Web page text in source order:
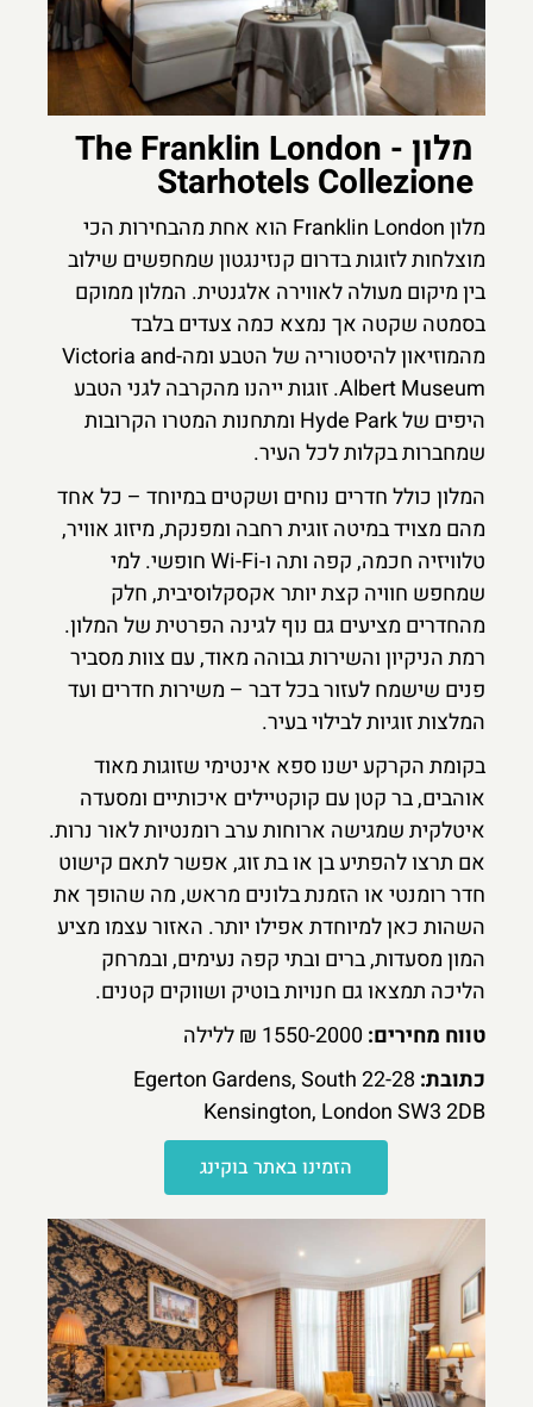
מלון The Franklin London -
Starhotels Collezione
מלון Franklin London הוא אחת מהבחירות הכי
מוצלחות לזוגות בדרום קנזינגטון שמחפשים שילוב
בין מיקום מעולה לאווירה אלגנטית. המלון ממוקם
בסמטה שקטה אך נמצא כמה צעדים בלבד
מהמוזיאון להיסטוריה של הטבע ומה-Victoria and
Albert Museum. זוגות ייהנו מהקרבה לגני הטבע
היפים של Hyde Park ומתחנות המטרו הקרובות
שמחברות בקלות לכל העיר.
המלון כולל חדרים נוחים ושקטים במיוחד – כל אחד
מהם מצויד במיטה זוגית רחבה ומפנקת, מיזוג אוויר,
טלוויזיה חכמה, קפה ותה ו-Wi-Fi חופשי. למי
שמחפש חוויה קצת יותר אקסקלוסיבית, חלק
מהחדרים מציעים גם נוף לגינה הפרטית של המלון.
רמת הניקיון והשירות גבוהה מאוד, עם צוות מסביר
פנים שישמח לעזור בכל דבר – משירות חדרים ועד
המלצות זוגיות לבילוי בעיר.
בקומת הקרקע ישנו ספא אינטימי שזוגות מאוד
אוהבים, בר קטן עם קוקטיילים איכותיים ומסעדה
איטלקית שמגישה ארוחות ערב רומנטיות לאור נרות.
אם תרצו להפתיע בן או בת זוג, אפשר לתאם קישוט
חדר רומנטי או הזמנת בלונים מראש, מה שהופך את
השהות כאן למיוחדת אפילו יותר. האזור עצמו מציע
המון מסעדות, ברים ובתי קפה נעימים, ובמרחק
הליכה תמצאו גם חנויות בוטיק ושווקים קטנים.
טווח מחירים:
כתובת:
22-28 Egerton Gardens, South
Kensington, London SW3 2DB
הזמינו באתר בוקינג